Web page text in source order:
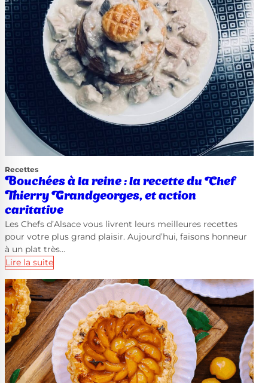
Recettes
Bouchées à la reine : la recette du Chef
Thierry Grandgeorges, et action
caritative
Les Chefs d’Alsace vous livrent leurs meilleures recettes
pour votre plus grand plaisir. Aujourd’hui, faisons honneur
à un plat très…
Lire la suite